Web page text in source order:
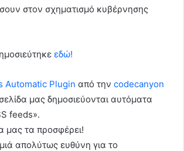
στον σχηματισμό κυβέρνησης
εδώ!
Automatic Plugin από την codecanyon
μας δημοσιεύονται αυτόματα
feeds».
μας τα προσφέρει!
απολύτως ευθύνη για το